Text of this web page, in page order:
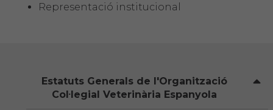
Hemeroteca
INFORMACIÓ A LA CIUTADANIA
Representació institucional
Estatuts Generals de l'Organització
Col·legial Veterinària Espanyola